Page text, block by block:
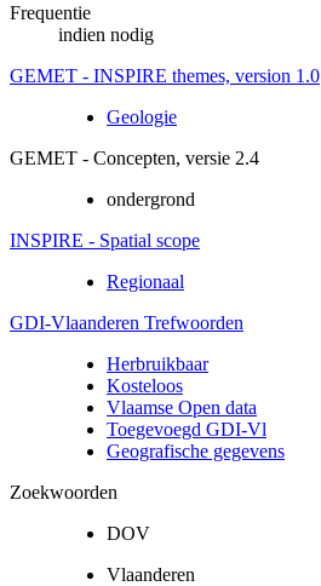
Frequentie
indien nodig
GEMET - INSPIRE themes, version 1.0
Geologie
GEMET - Concepten, versie 2.4
ondergrond
INSPIRE - Spatial scope
Regionaal
GDI-Vlaanderen Trefwoorden
Herbruikbaar
Kosteloos
Vlaamse Open data
Toegevoegd GDI-Vl
Geografische gegevens
Zoekwoorden
DOV
Vlaanderen